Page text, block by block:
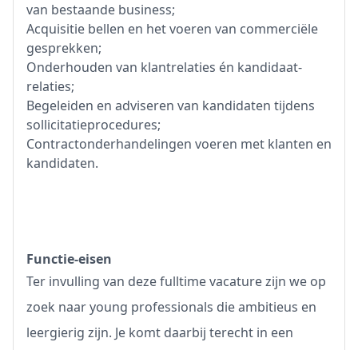
van bestaande business;
Acquisitie bellen en het voeren van commerciële
gesprekken;
Onderhouden van klantrelaties én kandidaat-
relaties;
Begeleiden en adviseren van kandidaten tijdens
sollicitatieprocedures;
Contractonderhandelingen voeren met klanten en
kandidaten.
Functie-eisen
Ter invulling van deze fulltime vacature zijn we op
zoek naar young professionals die ambitieus en
leergierig zijn. Je komt daarbij terecht in een